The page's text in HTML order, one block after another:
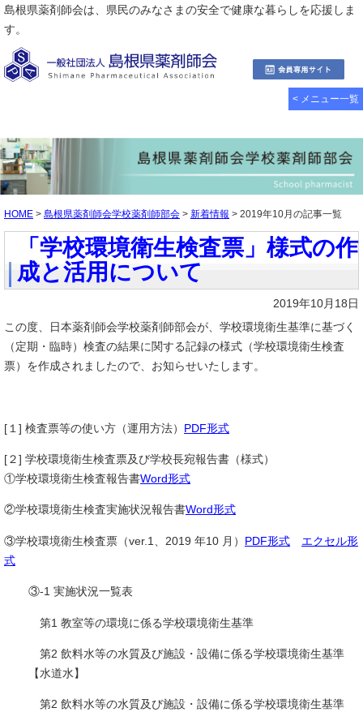
島根県薬剤師会は、県民のみなさまの安全で健康な暮らしを応援しま
す。
< メニュー一覧
HOME > 島根県薬剤師会学校薬剤師部会 > 新着情報 > 2019年10月の記事一覧
「学校環境衛生検査票」様式の作
成と活用について
2019年10月18日
この度、日本薬剤師会学校薬剤師部会が、学校環境衛生基準に基づく
（定期・臨時）検査の結果に関する記録の様式（学校環境衛生検査
票）を作成されましたので、お知らせいたします。
[１] 検査票等の使い方（運用方法） PDF形式
[２] 学校環境衛生検査票及び学校長宛報告書（様式）
①学校環境衛生検査報告書Word形式
②学校環境衛生検査実施状況報告書Word形式
③学校環境衛生検査票（ver.1、2019 年10 月） PDF形式
エクセル形
式
③-1 実施状況一覧表
第1 教室等の環境に係る学校環境衛生基準
第2 飲料水等の水質及び施設・設備に係る学校環境衛生基準
【水道水】
第2 飲料水等の水質及び施設・設備に係る学校環境衛生基準